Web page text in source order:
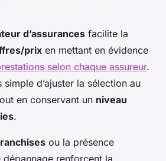
d’assurances facilite la
prix en mettant en évidence
selon chaque assureur.
d’ajuster la sélection au
en conservant un niveau
.
ou la présence